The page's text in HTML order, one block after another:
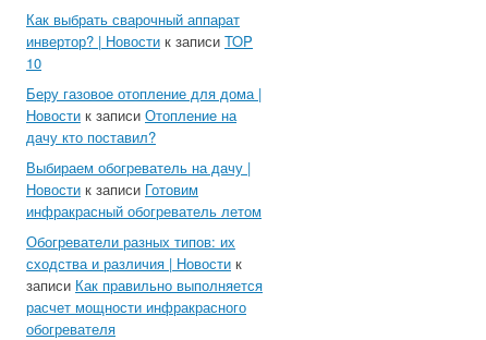
Как выбрать сварочный аппарат
инвертор? | Новости к записи TOP
10
Беру газовое отопление для дома |
Новости к записи Отопление на
дачу кто поставил?
Выбираем обогреватель на дачу |
Новости к записи Готовим
инфракрасный обогреватель летом
Обогреватели разных типов: их
сходства и различия | Новости к
записи Как правильно выполняется
расчет мощности инфракрасного
обогревателя